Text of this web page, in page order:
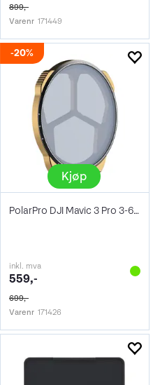
899,-
Varenr 171449
20%
Kjøp
PolarPro DJI Mavic 3 Pro 3-6 Stop Filte
inkl. mva
559,-
699,-
Varenr 171426